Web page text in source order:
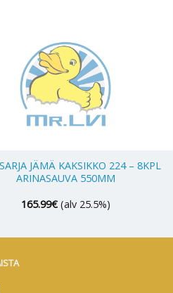
JÄMÄ KAKSIKKO 224 – 8KPL
ARINASAUVA 550MM
165.99€ (alv 25.5%)